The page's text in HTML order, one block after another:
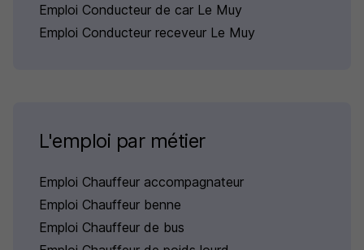
Emploi Conducteur de car Le Muy
Emploi Conducteur receveur Le Muy
L'emploi par métier
Emploi Chauffeur accompagnateur
Emploi Chauffeur benne
Emploi Chauffeur de bus